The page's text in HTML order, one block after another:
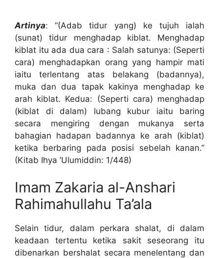
Artinya: “(Adab tidur yang) ke tujuh ialah
(sunat) tidur menghadap kiblat. Menghadap
kiblat itu ada dua cara : Salah satunya: (Seperti
cara) menghadapkan orang yang hampir mati
iaitu terlentang atas belakang (badannya),
muka dan dua tapak kakinya menghadap ke
arah kiblat. Kedua: (Seperti cara) menghadap
(kiblat di dalam) lubang kubur iaitu baring
secara mengiring dengan mukanya serta
bahagian hadapan badannya ke arah (kiblat)
ketika berbaring pada posisi sebelah kanan.”
(Kitab Ihya ‘Ulumiddin: 1/448)
Imam Zakaria al-Anshari
Rahimahullahu Ta’ala
Selain tidur, dalam perkara shalat, di dalam
keadaan tertentu ketika sakit seseorang itu
dibenarkan bershalat secara menelentang dan